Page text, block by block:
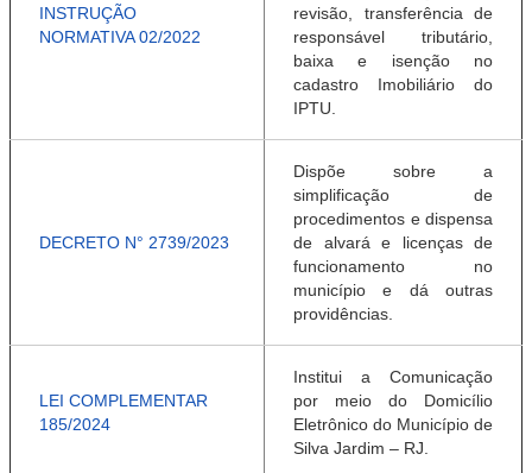
INSTRUÇÃO
NORMATIVA 02/2022
revisão, transferência de
responsável tributário,
baixa e isenção no
cadastro Imobiliário do
IPTU.
DECRETO N° 2739/2023
Dispõe sobre a
simplificação de
procedimentos e dispensa
de alvará e licenças de
funcionamento no
município e dá outras
providências.
LEI COMPLEMENTAR
185/2024
Institui a Comunicação
por meio do Domicílio
Eletrônico do Município de
Silva Jardim – RJ.